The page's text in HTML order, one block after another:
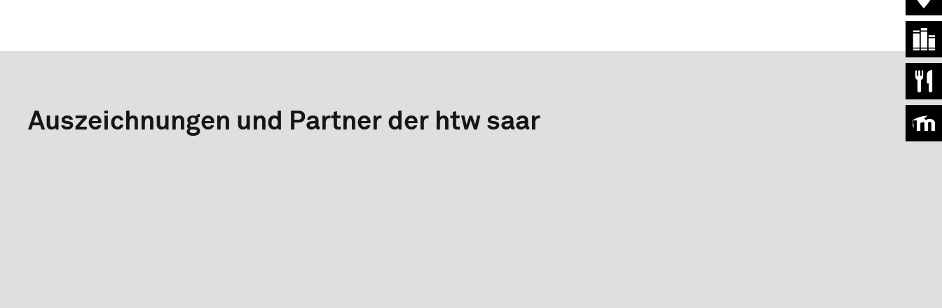
Auszeichnungen und Partner der htw saar